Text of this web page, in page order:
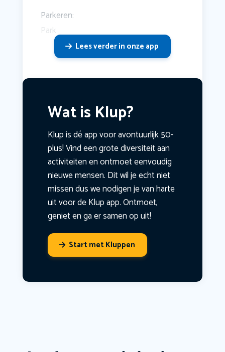
Parkeren:
Park
Lees verder in onze app
Wat is Klup?
Klup is dé app voor avontuurlijk 50-
plus! Vind een grote diversiteit aan
activiteiten en ontmoet eenvoudig
nieuwe mensen. Dit wil je echt niet
missen dus we nodigen je van harte
uit voor de Klup app. Ontmoet,
geniet en ga er samen op uit!
Start met Kluppen